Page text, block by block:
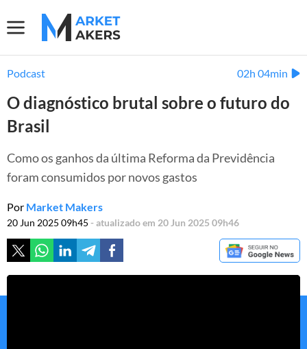
Podcast 02h 04min
O diagnóstico brutal sobre o futuro do
Brasil
Como os ganhos da última Reforma da Previdência
foram consumidos por novos gastos
Por Market Makers
20 Jun 2025 09h45 - atualizado em 20 Jun 2025 09h46